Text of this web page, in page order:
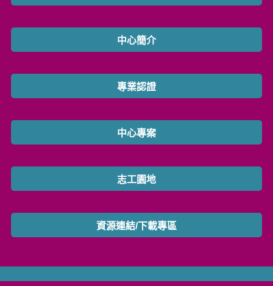
中心簡介
專業認證
中心專案
志工園地
資源連結/下載專區